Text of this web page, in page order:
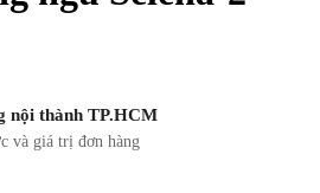
nội thành TP.HCM
và giá trị đơn hàng